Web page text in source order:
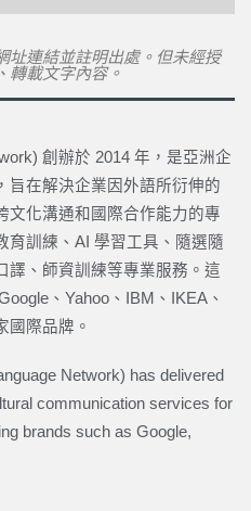
址連結並註明出處。但未經授
轉載文字內容。
創辦於 2014 年，是亞洲企
旨在解決企業因外語所衍伸的
文化溝通和國際合作能力的專
育訓練、AI 學習工具、隨選隨
譯、師資訓練等專業服務。這
、Yahoo、IBM、IKEA、
國際品牌。
Network) has delivered
communication services for
brands such as Google,